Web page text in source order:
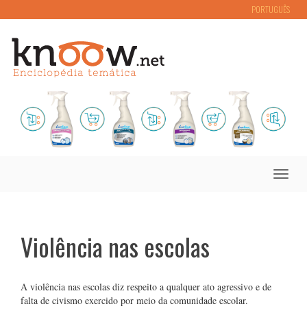
PORTUGUÊS
Toggle
Violência nas escolas
A violência nas escolas diz respeito a qualquer ato agressivo e de
falta de civismo exercido por meio da comunidade escolar.